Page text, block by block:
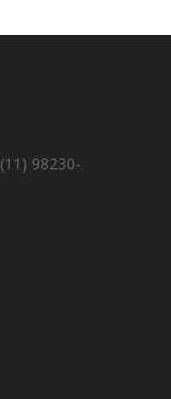
(11) 98230-